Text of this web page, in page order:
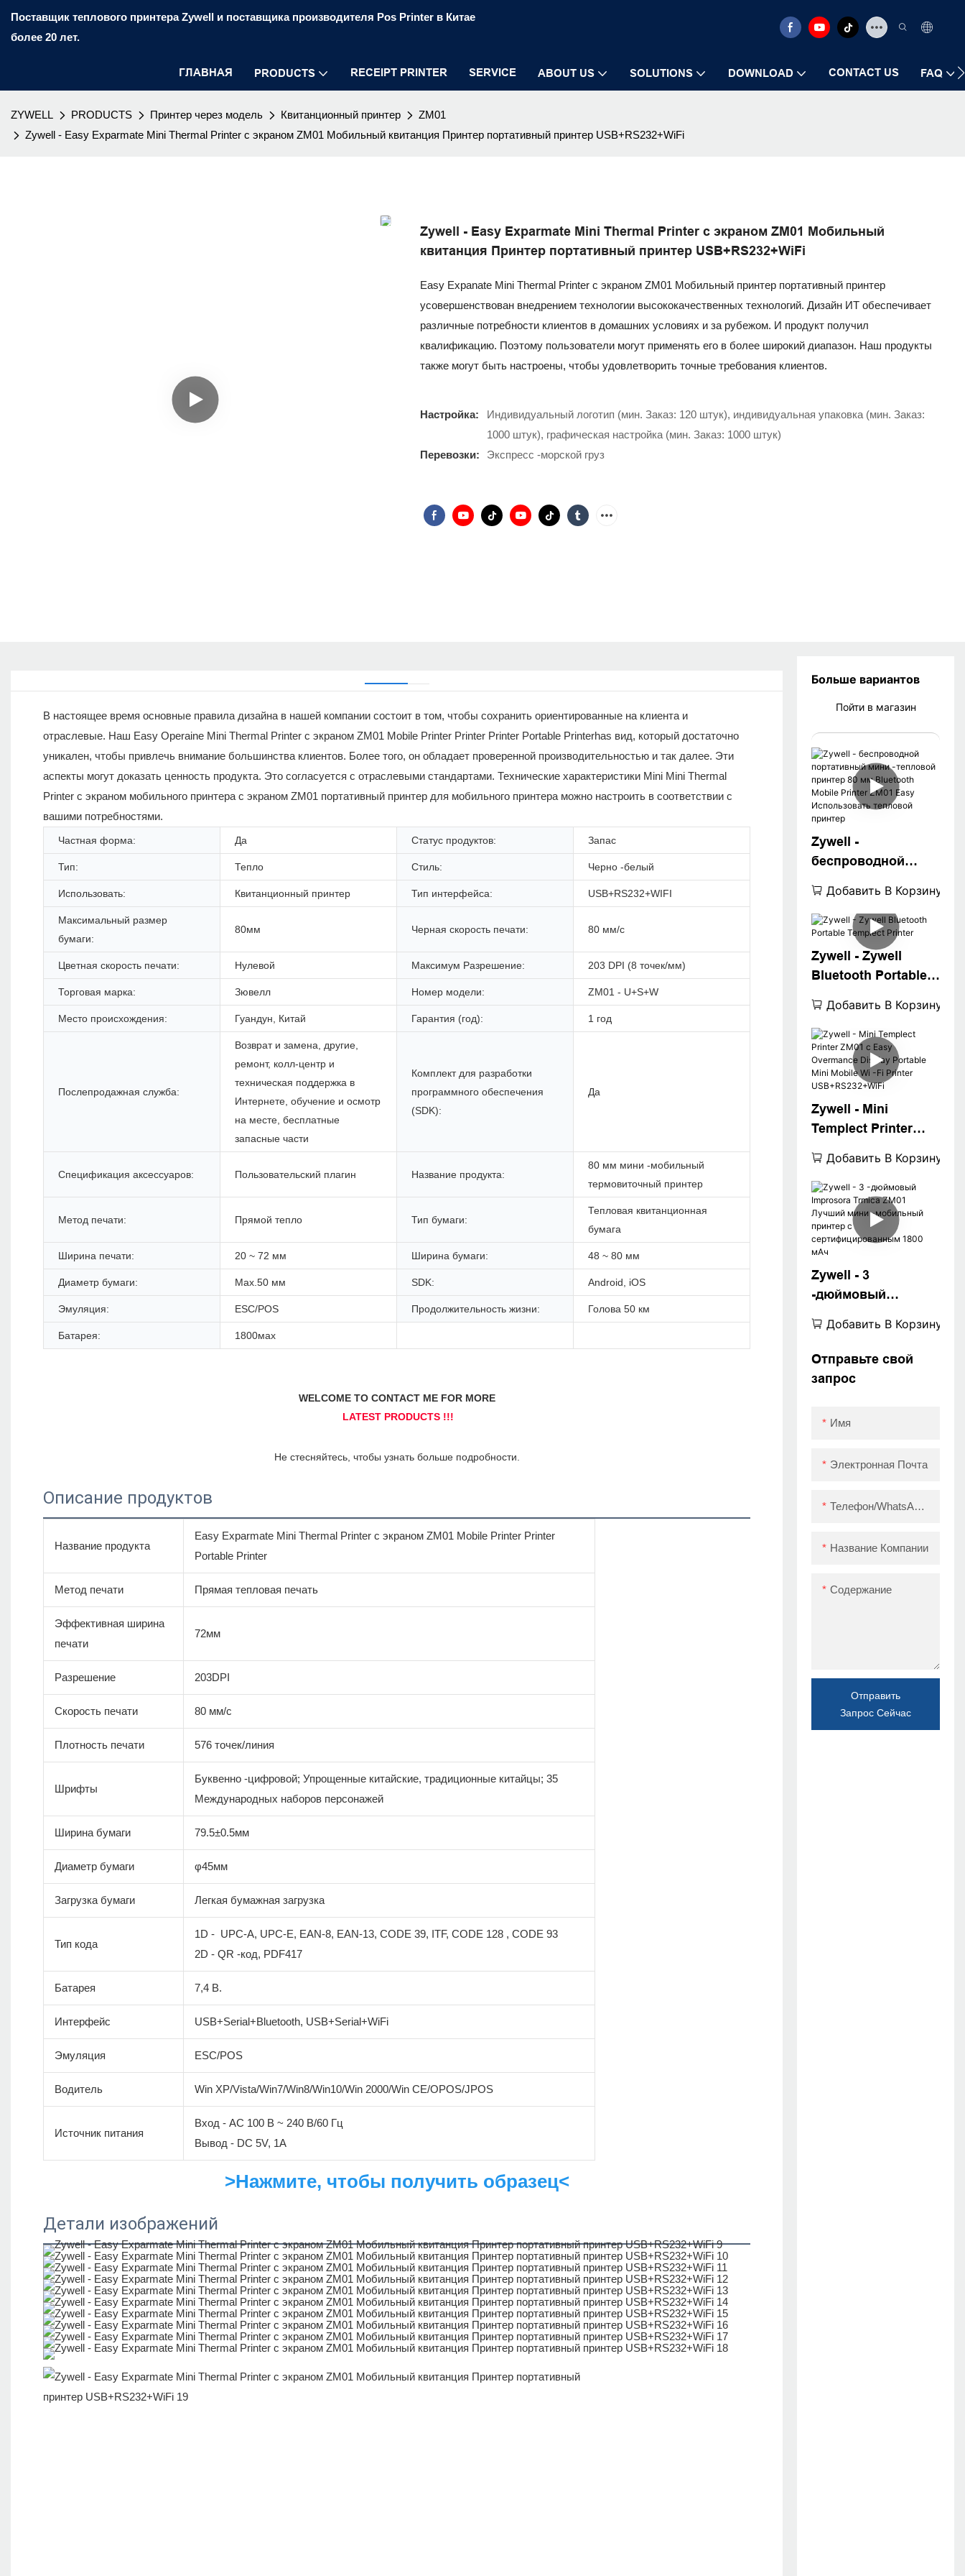
Поставщик теплового принтера Zywell и поставщика производителя Pos Printer в Китае
более 20 лет.
ГЛАВНАЯ PRODUCTS RECEIPT PRINTER SERVICE ABOUT US SOLUTIONS DOWNLOAD CONTACT US FAQ
ZYWELL PRODUCTS Принтер через модель Квитанционный принтер
ZM01
Zywell - Easy Exparmate Mini Thermal Printer с экраном ZM01 Мобильный квитанция Принтер портативный принтер USB+RS232+WiFi
Zywell - Easy Exparmate Mini Thermal Printer с экраном ZM01 Мобильный
квитанция Принтер портативный принтер USB+RS232+WiFi
Easy Expanate Mini Thermal Printer с экраном ZM01 Мобильный принтер портативный принтер
усовершенствован внедрением технологии высококачественных технологий. Дизайн ИТ обеспечивает
различные потребности клиентов в домашних условиях и за рубежом. И продукт получил
квалификацию. Поэтому пользователи могут применять его в более широкий диапазон. Наш продукты
также могут быть настроены, чтобы удовлетворить точные требования клиентов.
Настройка:
Индивидуальный логотип (мин. Заказ: 120 штук), индивидуальная упаковка (мин. Заказ:
1000 штук), графическая настройка (мин. Заказ: 1000 штук)
Перевозки:
Экспресс -морской груз
Больше вариантов
Пойти в магазин
Zywell -
беспроводной
-тепловой принтер
80 мм Bluetooth
Mobile Printer ZM01
Easy Использовать
тепловой принтер
Добавить В Корзину
Zywell - Zywell
Bluetooth Portable
Добавить В Корзину
Zywell - Mini
Templect Printer
Overmance Display
Portable Mini Mobile
Wi -Fi Printer
USB+RS232+WiFi
Добавить В Корзину
Zywell - 3
-дюймовый
ZM01 Лучший мини
-мобильный
принтер с
Добавить В Корзину
Отправьте свой
запрос
Имя
Электронная Почта
Телефон/WhatsApp/Skype
Название Компании
Содержание
Отправить
Запрос Сейчас
В настоящее время основные правила дизайна в нашей компании состоит в том, чтобы сохранить ориентированные на клиента и
отраслевые. Наш Easy Operaine Mini Thermal Printer с экраном ZM01 Mobile Printer Printer Printer Portable Printerhas вид, который достаточно
уникален, чтобы привлечь внимание большинства клиентов. Более того, он обладает проверенной производительностью и так далее. Эти
аспекты могут доказать ценность продукта. Это согласуется с отраслевыми стандартами. Технические характеристики Mini Mini Thermal
Printer с экраном мобильного принтера с экраном ZM01 портативный принтер для мобильного принтера можно настроить в соответствии с
вашими потребностями.
Частная форма: Да Статус продуктов: Запас
Тип: Тепло Стиль: Черно -белый
Использовать: Квитанционный принтер Тип интерфейса: USB+RS232+WIFI
Максимальный размер
бумаги:
80мм Черная скорость печати: 80 мм/с
Цветная скорость печати: Нулевой Максимум Разрешение: 203 DPI (8 точек/мм)
Торговая марка: Зювелл Номер модели: ZM01 - U+S+W
Место происхождения: Гуандун, Китай Гарантия (год): 1 год
Послепродажная служба:
Возврат и замена, другие,
ремонт, колл-центр и
техническая поддержка в
Интернете, обучение и осмотр
на месте, бесплатные
запасные части
Комплект для разработки
программного обеспечения
(SDK):
Да
Спецификация аксессуаров: Пользовательский плагин Название продукта:
80 мм мини -мобильный
термовиточный принтер
Метод печати: Прямой тепло Тип бумаги:
Тепловая квитанционная
бумага
Ширина печати: 20 ~ 72 мм Ширина бумаги: 48 ~ 80 мм
Диаметр бумаги: Max.50 мм SDK: Android, iOS
Эмуляция: ESC/POS Продолжительность жизни: Голова 50 км
Батарея: 1800мах
Описание продуктов
Название продукта
Easy Exparmate Mini Thermal Printer с экраном ZM01 Mobile Printer Printer
Portable Printer
Метод печати Прямая тепловая печать
Эффективная ширина
печати
72мм
Разрешение 203DPI
Скорость печати 80 мм/с
Плотность печати 576 точек/линия
Шрифты
Буквенно -цифровой; Упрощенные китайские, традиционные китайцы; 35
Международных наборов персонажей
Ширина бумаги 79.5±0.5мм
Диаметр бумаги φ45мм
Загрузка бумаги Легкая бумажная загрузка
Тип кода
1D - UPC-A, UPC-E, EAN-8, EAN-13, CODE 39, ITF, CODE 128 , CODE 93
2D - QR -код, PDF417
Батарея 7,4 В.
Интерфейс USB+Serial+Bluetooth, USB+Serial+WiFi
Эмуляция ESC/POS
Водитель Win XP/Vista/Win7/Win8/Win10/Win 2000/Win CE/OPOS/JPOS
Источник питания
Вход - AC 100 В ~ 240 В/60 Гц
Вывод - DC 5V, 1A
>Нажмите, чтобы получить образец<
Детали изображений